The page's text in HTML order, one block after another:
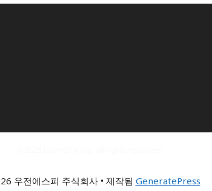
우전에스피 주식회사• 제작됨 GeneratePress